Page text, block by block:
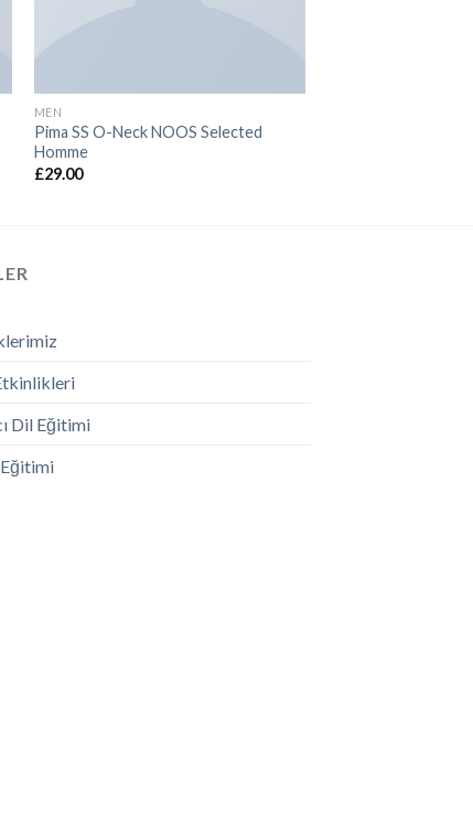
MEN
Pima SS O-Neck NOOS Selected
Homme
£29.00
Dil Eğitimi